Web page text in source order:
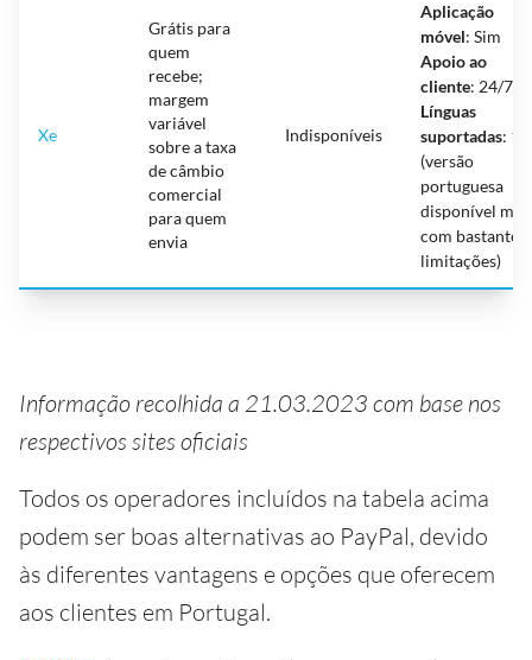
Xe
Grátis para
quem
recebe;
margem
variável
sobre a taxa
de câmbio
comercial
para quem
envia
Indisponíveis
Aplicação
móvel: Sim
Apoio ao
cliente: 24/7
Línguas
suportadas: 11
(versão
portuguesa
disponível mas
com bastantes
limitações)
Informação recolhida a 21.03.2023 com base nos
respectivos sites oficiais
Todos os operadores incluídos na tabela acima
podem ser boas alternativas ao PayPal, devido
às diferentes vantagens e opções que oferecem
aos clientes em Portugal.